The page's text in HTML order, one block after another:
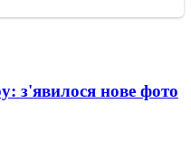
з'явилося нове фото